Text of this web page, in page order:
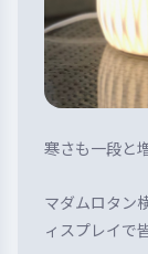
寒さも一段と
マダムロタン
ィスプレイで